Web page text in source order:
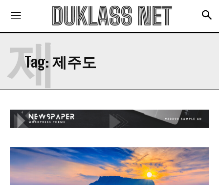
충격!!! 결국 관리소 철수!!! 대비책은?
건강 정보
당신이 잠든 사이 혈압이 오른다면?
“비슷하지만 달라”…참기름vs들기름, 차이점은?
‘건강 노년’ 준비하는 ‘중년 고혈압’ 건강법 5
경남 남해의 숨은 맛집: 화랑갈비
천현한우집-한우 농장 운영하는 30년 된 숙성한
우 숨은맛집
구독 신청
Tag: 제주도
제